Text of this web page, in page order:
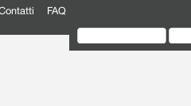
FAQ